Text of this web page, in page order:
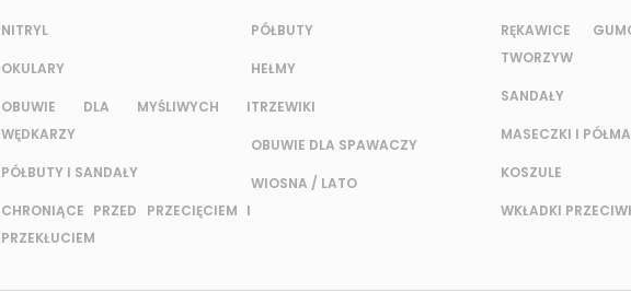
NITRYL
OKULARY
OBUWIE DLA MYŚLIWYCH I
WĘDKARZY
PÓŁBUTY I SANDAŁY
CHRONIĄCE PRZED PRZECIĘCIEM I
PRZEKŁUCIEM
PÓŁBUTY
HEŁMY
TRZEWIKI
OBUWIE DLA SPAWACZY
WIOSNA / LATO
RĘKAWICE
TWORZYW
SANDAŁY
MASECZKI I
KOSZULE
WKŁADKI